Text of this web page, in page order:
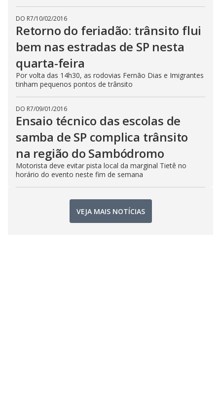
DO R7/10/02/2016
Retorno do feriadão: trânsito flui
bem nas estradas de SP nesta
quarta-feira
Por volta das 14h30, as rodovias Fernão Dias e Imigrantes
tinham pequenos pontos de trânsito
DO R7/09/01/2016
Ensaio técnico das escolas de
samba de SP complica trânsito
na região do Sambódromo
Motorista deve evitar pista local da marginal Tietê no
horário do evento neste fim de semana
VEJA MAIS NOTÍCIAS